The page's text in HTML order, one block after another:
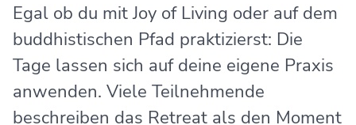
Egal ob du mit Joy of Living oder auf dem
buddhistischen Pfad praktizierst: Die
Tage lassen sich auf deine eigene Praxis
anwenden. Viele Teilnehmende
beschreiben das Retreat als den Moment